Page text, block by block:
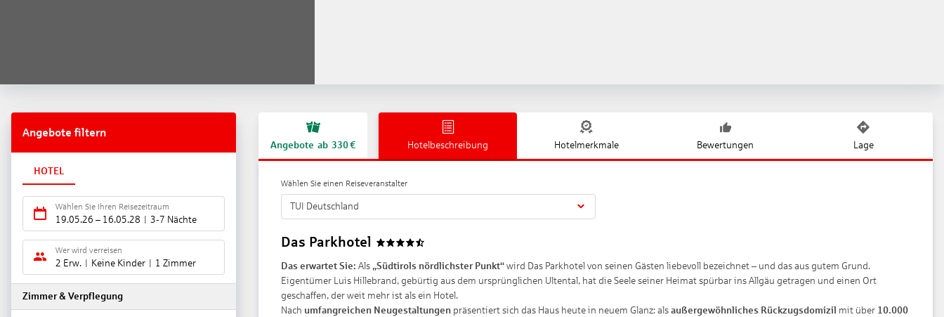
Angebote ab 330€ Hotelbeschreibung Hotelmerkmale Bewertungen Lage
Wählen Sie einen Reiseveranstalter
TUI Deutschland
Das Parkhotel
Das erwartet Sie: Als „Südtirols nördlichster Punkt“ wird Das Parkhotel von seinen Gästen liebevoll bezeichnet – und das aus gutem Grund.
Eigentümer Luis Hillebrand, gebürtig aus dem ursprünglichen Ultental, hat die Seele seiner Heimat spürbar ins Allgäu getragen und einen Ort
geschaffen, der weit mehr ist als ein Hotel.
Nach umfangreichen Neugestaltungen präsentiert sich das Haus heute in neuem Glanz: als außergewöhnliches Rückzugsdomizil mit über 10.000
Angebote filtern
HOTEL
Wählen Sie Ihren Reisezeitraum
19.05.26 – 16.05.28 3-7 Nächte
Wer wird verreisen
2 Erw. Keine Kinder 1 Zimmer
Zimmer & Verpflegung